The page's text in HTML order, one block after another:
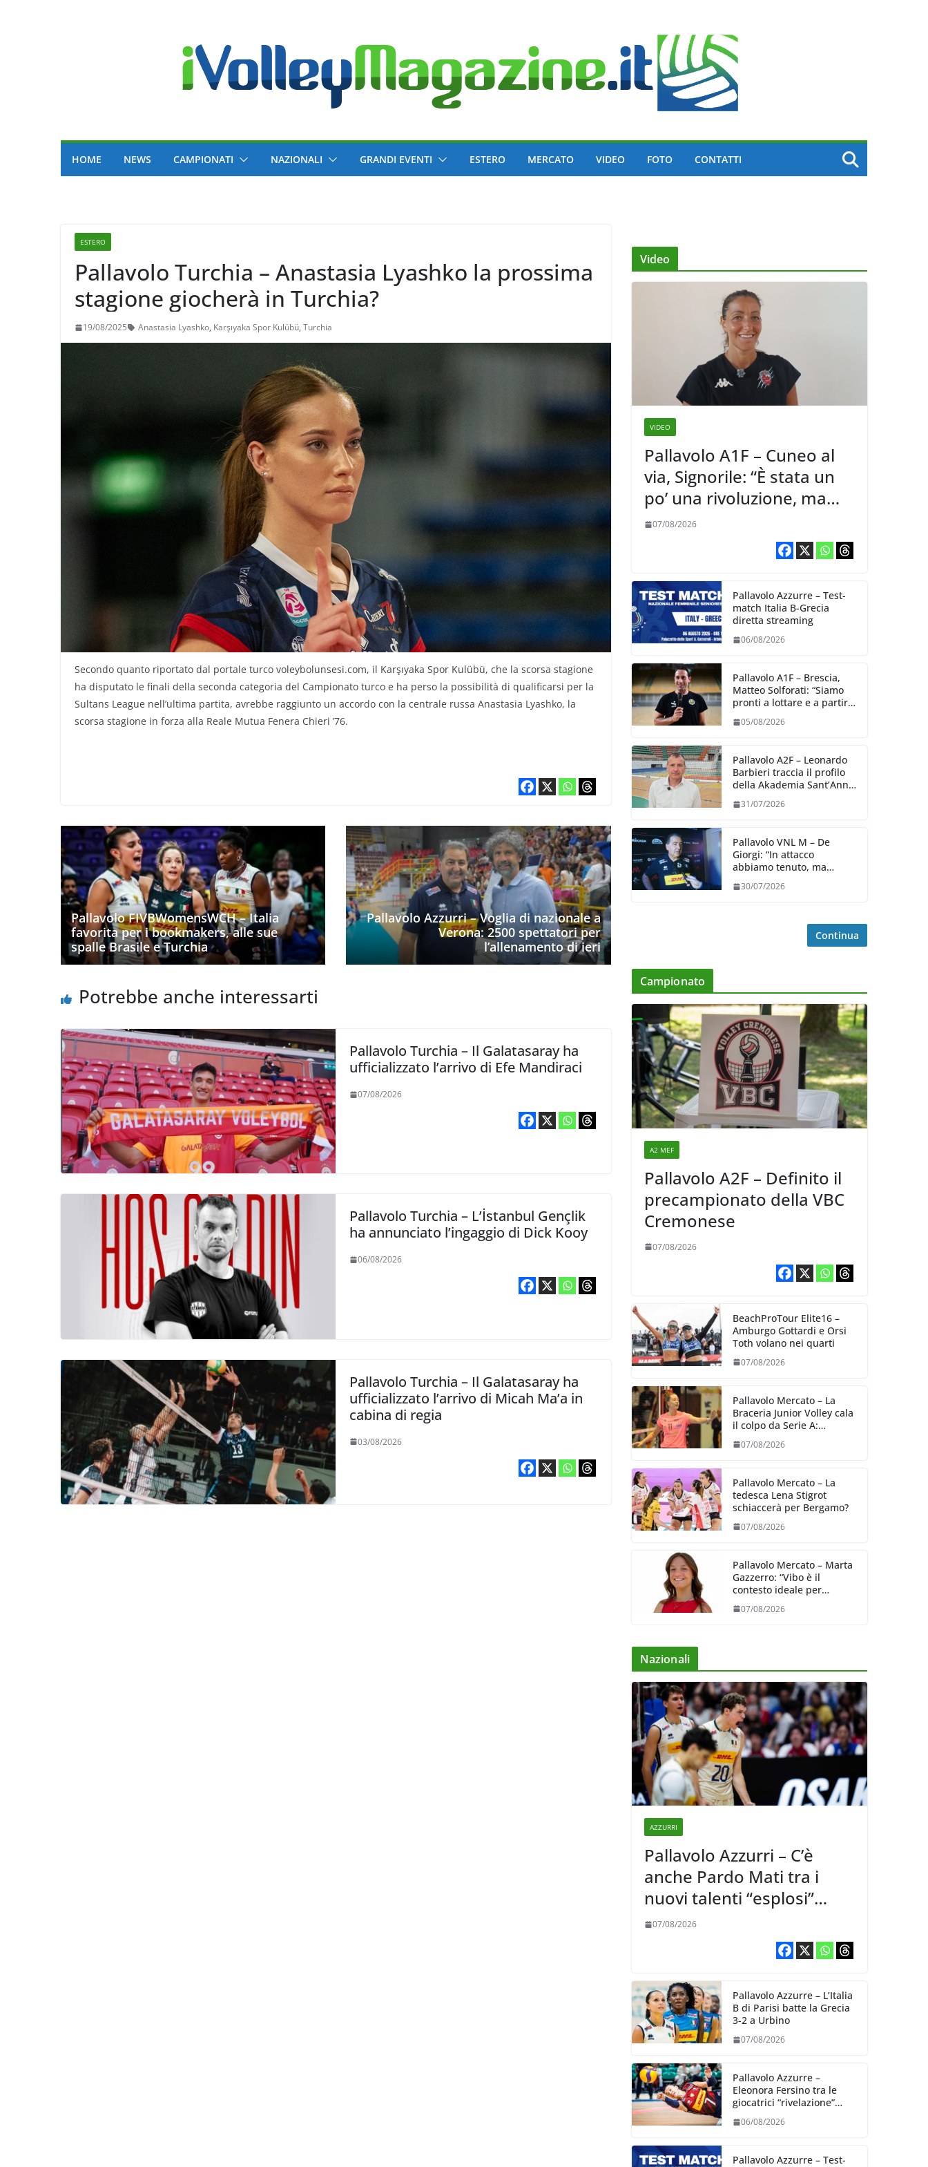
HOME NEWS CAMPIONATI NAZIONALI GRANDI EVENTI ESTERO MERCATO VIDEO FOTO CONTATTI
ESTERO
Pallavolo Turchia – Anastasia Lyashko la prossima
stagione giocherà in Turchia?
19/08/2025 Anastasia Lyashko, Karşıyaka Spor Kulübü, Turchia
Secondo quanto riportato dal portale turco voleybolunsesi.com, il Karşıyaka Spor Kulübü, che la scorsa stagione
ha disputato le finali della seconda categoria del Campionato turco e ha perso la possibilità di qualificarsi per la
Sultans League nell’ultima partita, avrebbe raggiunto un accordo con la centrale russa Anastasia Lyashko, la
scorsa stagione in forza alla Reale Mutua Fenera Chieri ’76.
Pallavolo FIVBWomensWCH – Italia
favorita per i bookmakers, alle sue
spalle Brasile e Turchia
Pallavolo Azzurri – Voglia di nazionale a
Verona: 2500 spettatori per
l’allenamento di ieri
Potrebbe anche interessarti
Pallavolo Turchia – Il Galatasaray ha
ufficializzato l’arrivo di Efe Mandiraci
07/08/2026
Pallavolo Turchia – L’İstanbul Gençlik
ha annunciato l’ingaggio di Dick Kooy
06/08/2026
Pallavolo Turchia – Il Galatasaray ha
ufficializzato l’arrivo di Micah Ma’a in
cabina di regia
03/08/2026
Video
VIDEO
Pallavolo A1F – Cuneo al
via, Signorile: “È stata un
po’ una rivoluzione, ma
abbiamo le idee chiare siu
cosa vogliamo fare”
07/08/2026
Pallavolo Azzurre – Test-
match Italia B-Grecia
diretta streaming
06/08/2026
Pallavolo A1F – Brescia,
Matteo Solforati: “Siamo
pronti a lottare e a partire
giorno”
05/08/2026
Pallavolo A2F – Leonardo
Barbieri traccia il profilo
della Akademia Sant’Anna
31/07/2026
Pallavolo VNL M – De
Giorgi: “In attacco
abbiamo tenuto, ma
dalla prestazione in
30/07/2026
Continua
Campionato
A2 MEF
Pallavolo A2F – Definito il
precampionato della VBC
Cremonese
07/08/2026
BeachProTour Elite16 –
Amburgo Gottardi e Orsi
Toth volano nei quarti
07/08/2026
Pallavolo Mercato – La
Braceria Junior Volley cala
il colpo da Serie A:
Barbara Varaldo è il nuovo
riferimento dell’attacco
07/08/2026
Pallavolo Mercato – La
tedesca Lena Stigrot
schiaccerà per Bergamo?
07/08/2026
Pallavolo Mercato – Marta
Gazzerro: “Vibo è il
contesto ideale per
crescere e mettermi alla
prova”
07/08/2026
Nazionali
AZZURRI
Pallavolo Azzurri – C’è
anche Pardo Mati tra i
nuovi talenti “esplosi”
nella VNL 2026 per
07/08/2026
Pallavolo Azzurre – L’Italia
B di Parisi batte la Grecia
3-2 a Urbino
07/08/2026
Pallavolo Azzurre –
Eleonora Fersino tra le
giocatrici “rivelazione”
Volleyball World
06/08/2026
Pallavolo Azzurre – Test-